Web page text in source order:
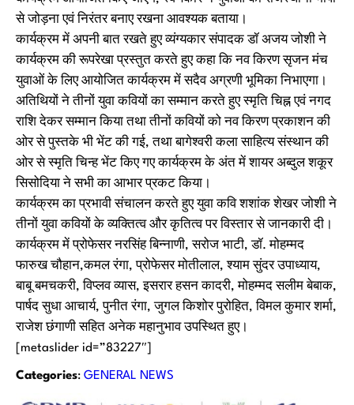
से जोड़ना एवं निरंतर बनाए रखना आवश्यक बताया।
कार्यक्रम में अपनी बात रखते हुए व्यंग्यकार संपादक डॉ अजय जोशी ने
कार्यक्रम की रूपरेखा प्रस्तुत करते हुए कहा कि नव किरण सृजन मंच
युवाओं के लिए आयोजित कार्यक्रम में सदैव अग्रणी भूमिका निभाएगा।
अतिथियों ने तीनों युवा कवियों का सम्मान करते हुए स्मृति चिह्न एवं नगद
राशि देकर सम्मान किया तथा तीनों कवियों को नव किरण प्रकाशन की
ओर से पुस्तके भी भेंट की गई, तथा बागेश्वरी कला साहित्य संस्थान की
ओर से स्मृति चिन्ह भेंट किए गए कार्यक्रम के अंत में शायर अब्दुल शकूर
सिसोदिया ने सभी का आभार प्रकट किया।
कार्यक्रम का प्रभावी संचालन करते हुए युवा कवि शशांक शेखर जोशी ने
तीनों युवा कवियों के व्यक्तित्व और कृतित्व पर विस्तार से जानकारी दी।
कार्यक्रम में प्रोफेसर नरसिंह बिन्नाणी, सरोज भाटी, डॉ. मोहम्मद
फारुख चौहान,कमल रंगा, प्रोफेसर मोतीलाल, श्याम सुंदर उपाध्याय,
बाबू बमचकरी, विप्लव व्यास, इसरार हसन कादरी, मोहम्मद सलीम बेबाक,
पार्षद सुधा आचार्य, पुनीत रंगा, जुगल किशोर पुरोहित, विमल कुमार शर्मा,
राजेश छंगाणी सहित अनेक महानुभाव उपस्थित हुए।
[metaslider id=”83227″]
Categories: GENERAL NEWS